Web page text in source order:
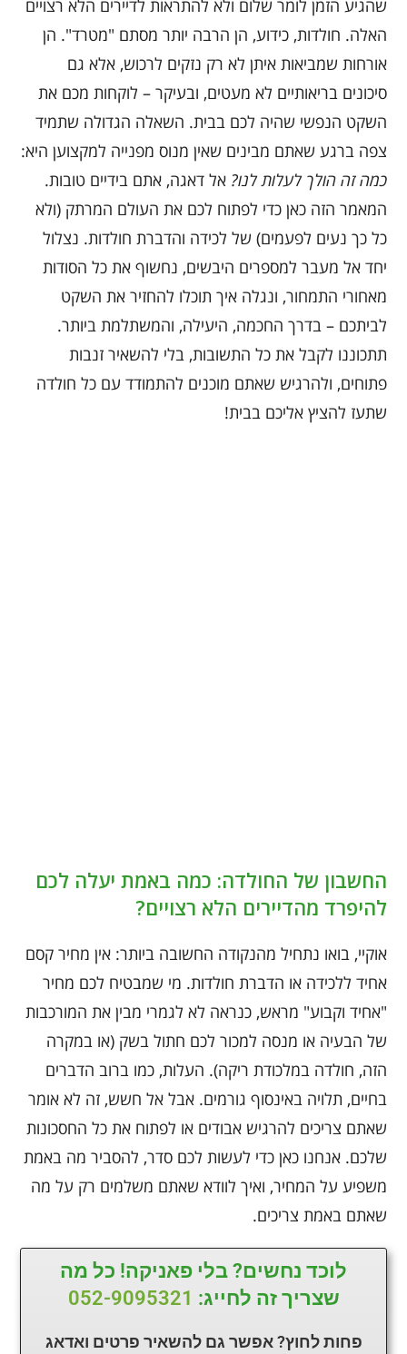
שהגיע הזמן לומר שלום ולא להתראות לדיירים הלא רצויים
האלה. חולדות, כידוע, הן הרבה יותר מסתם "מטרד". הן
אורחות שמביאות איתן לא רק נזקים לרכוש, אלא גם
סיכונים בריאותיים לא מעטים, ובעיקר – לוקחות מכם את
השקט הנפשי שהיה לכם בבית. השאלה הגדולה שתמיד
צפה ברגע שאתם מבינים שאין מנוס מפנייה למקצוען היא:
כמה זה הולך לעלות לנו? אל דאגה, אתם בידיים טובות.
המאמר הזה כאן כדי לפתוח לכם את העולם המרתק (ולא
כל כך נעים לפעמים) של לכידה והדברת חולדות. נצלול
יחד אל מעבר למספרים היבשים, נחשוף את כל הסודות
מאחורי התמחור, ונגלה איך תוכלו להחזיר את השקט
לביתכם – בדרך החכמה, היעילה, והמשתלמת ביותר.
תתכוננו לקבל את כל התשובות, בלי להשאיר זנבות
פתוחים, ולהרגיש שאתם מוכנים להתמודד עם כל חולדה
שתעז להציץ אליכם בבית!
החשבון של החולדה: כמה באמת יעלה לכם
להיפרד מהדיירים הלא רצויים?
אוקיי, בואו נתחיל מהנקודה החשובה ביותר: אין מחיר קסם
אחיד ללכידה או הדברת חולדות. מי שמבטיח לכם מחיר
"אחיד וקבוע" מראש, כנראה לא לגמרי מבין את המורכבות
של הבעיה או מנסה למכור לכם חתול בשק (או במקרה
הזה, חולדה במלכודת ריקה). העלות, כמו ברוב הדברים
בחיים, תלויה באינסוף גורמים. אבל אל חשש, זה לא אומר
שאתם צריכים להרגיש אבודים או לפתוח את כל החסכונות
שלכם. אנחנו כאן כדי לעשות לכם סדר, להסביר מה באמת
משפיע על המחיר, ואיך לוודא שאתם משלמים רק על מה
שאתם באמת צריכים.
לוכד נחשים? בלי פאניקה! כל מה
שצריך זה לחייג: 052-9095321
פחות לחוץ? אפשר גם להשאיר פרטים ואדאג